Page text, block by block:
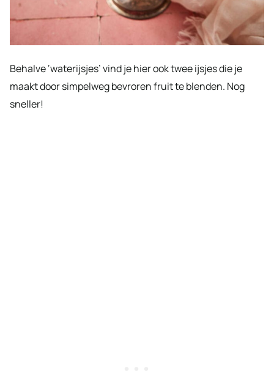
Behalve ‘waterijsjes’ vind je hier ook twee ijsjes die je
maakt door simpelweg bevroren fruit te blenden. Nog
sneller!